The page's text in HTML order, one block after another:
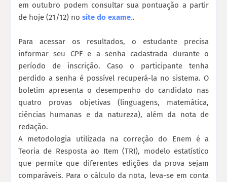
em outubro podem consultar sua pontuação a partir
de hoje (21/12) no site do exame..
Para acessar os resultados, o estudante precisa
informar seu CPF e a senha cadastrada durante o
período de inscrição. Caso o participante tenha
perdido a senha é possível recuperá-la no sistema. O
boletim apresenta o desempenho do candidato nas
quatro provas objetivas (linguagens, matemática,
ciências humanas e da natureza), além da nota de
redação.
A metodologia utilizada na correção do Enem é a
Teoria de Resposta ao Item (TRI), modelo estatístico
que permite que diferentes edições da prova sejam
comparáveis. Para o cálculo da nota, leva-se em conta